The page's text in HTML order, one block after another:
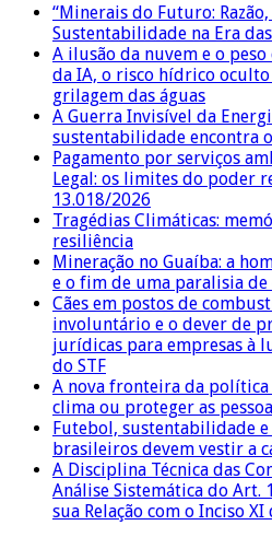
“Minerais do Futuro:
Sustentabilidade na Era
A ilusão da nuvem e o
da IA, o risco hídrico
grilagem das águas
A Guerra Invisível da
sustentabilidade encontra
Pagamento por serviços
Legal: os limites do poder
13.018/2026
Tragédias Climáticas:
resiliência
Mineração no Guaíba: a
e o fim de uma paralisia de
Cães em postos de
involuntário e o dever de
jurídicas para empresas à
do STF
A nova fronteira da
clima ou proteger as
Futebol, sustentabilidade e
brasileiros devem vestir a
A Disciplina Técnica das
Análise Sistemática do Art.
sua Relação com o Inciso